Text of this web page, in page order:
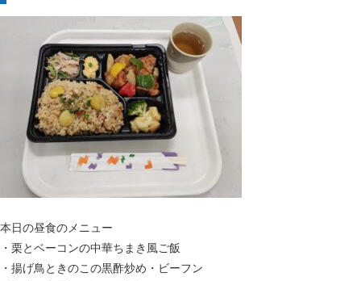
本日の昼食のメニュー
・栗とベーコンの中華ちまき風ご飯
・揚げ鳥ときのこの黒酢炒め・ビーフン